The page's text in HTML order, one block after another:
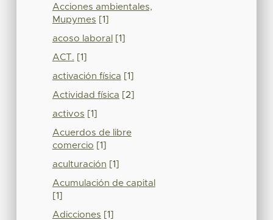
Acciones ambientales,
Mupymes [1]
acoso laboral [1]
ACT. [1]
activación física [1]
Actividad física [2]
activos [1]
Acuerdos de libre
comercio [1]
aculturación [1]
Acumulación de capital
[1]
Adicciones [1]